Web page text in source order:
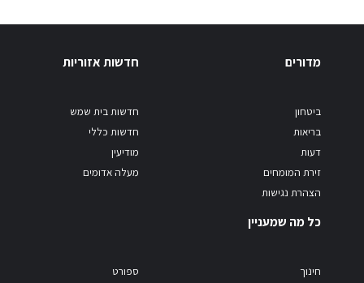
מדורים
ביטחון
בריאות
דעות
זירת המומחים
הצהרת נגישות
חדשות אזוריות
חדשות בית שמש
חדשות כללי
מודיעין
מעלה אדומים
כל מה שמעניין
חינוך
ספורט